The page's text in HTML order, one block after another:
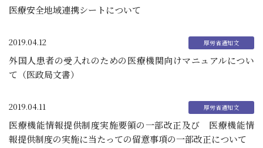
医療安全地域連携シートについて
2019.04.12
外国人患者の受入れのための医療機関向けマニュアルについ
て（医政局文書）
2019.04.11
医療機能情報提供制度実施要領の一部改正及び 医療機能情
報提供制度の実施に当たっての留意事項の一部改正について